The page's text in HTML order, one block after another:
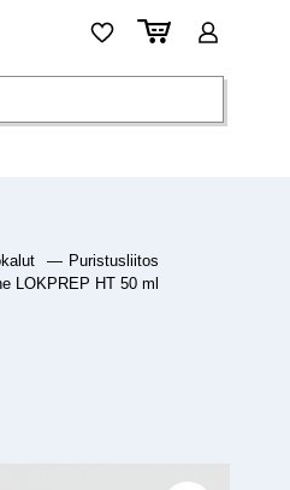
— Puristusliitos
LOKPREP HT 50 ml